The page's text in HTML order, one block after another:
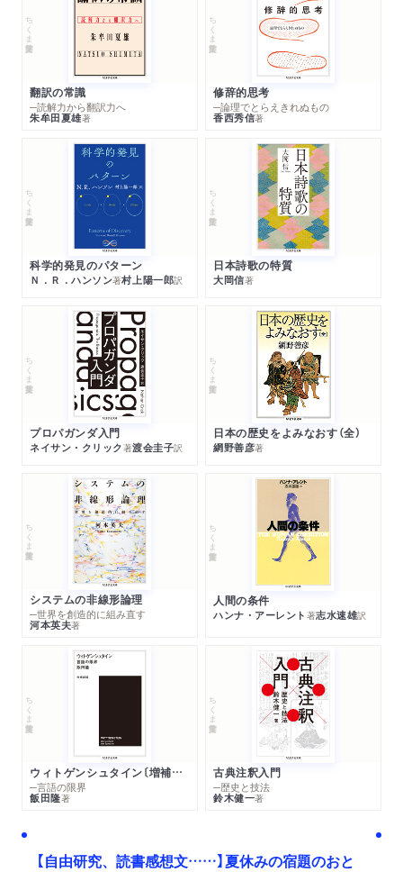
ちくま学芸文庫
翻訳の常識
─読解力から翻訳力へ
朱牟田夏雄著
ちくま学芸文庫
修辞的思考
─論理でとらえきれぬもの
香西秀信著
ちくま学芸文庫
科学的発見のパターン
Ｎ．Ｒ．ハンソン著村上陽一郎訳
ちくま学芸文庫
日本詩歌の特質
大岡信著
ちくま学芸文庫
プロパガンダ入門
ネイサン・クリック著渡会圭子訳
ちくま学芸文庫
日本の歴史をよみなおす（全）
網野善彦著
ちくま学芸文庫
システムの非線形論理
─世界を創造的に組み直す
河本英夫著
ちくま学芸文庫
人間の条件
ハンナ・アーレント 著志水速雄訳
ちくま学芸文庫
ウィトゲンシュタイン〔増補新版〕
─言語の限界
飯田隆著
ちくま学芸文庫
古典注釈入門
─歴史と技法
鈴木健一著
【自由研究、読書感想文……】夏休みの宿題のおと